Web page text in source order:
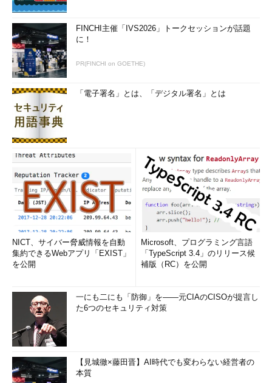
FINCHI主催「IVS2026」トークセッションが話題
に！
PR(FINCHI on GOETHE)
「電子署名」とは、「デジタル署名」とは
NICT、サイバー脅威情報を自動
集約できるWebアプリ「EXIST」
を公開
Microsoft、プログラミング言語
「TypeScript 3.4」のリリース候
補版（RC）を公開
一にも二にも「防御」を――元CIAのCISOが提言し
た6つのセキュリティ対策
【見城徹×藤田晋】AI時代でも変わらない経営者の
本質